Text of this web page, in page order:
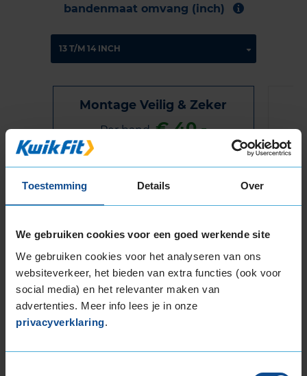
Toestemming Details Over
We gebruiken cookies voor een goed werkende site
We gebruiken cookies voor het analyseren van ons
websiteverkeer, het bieden van extra functies (ook voor
social media) en het relevanter maken van
advertenties. Meer info lees je in onze
privacyverklaring.
bandenmaat omvang (inch)
Montage Veilig & Zeker
Per band € 40,-
Montage
Balanceren
Stikstof
Bandengarantieplan
Item